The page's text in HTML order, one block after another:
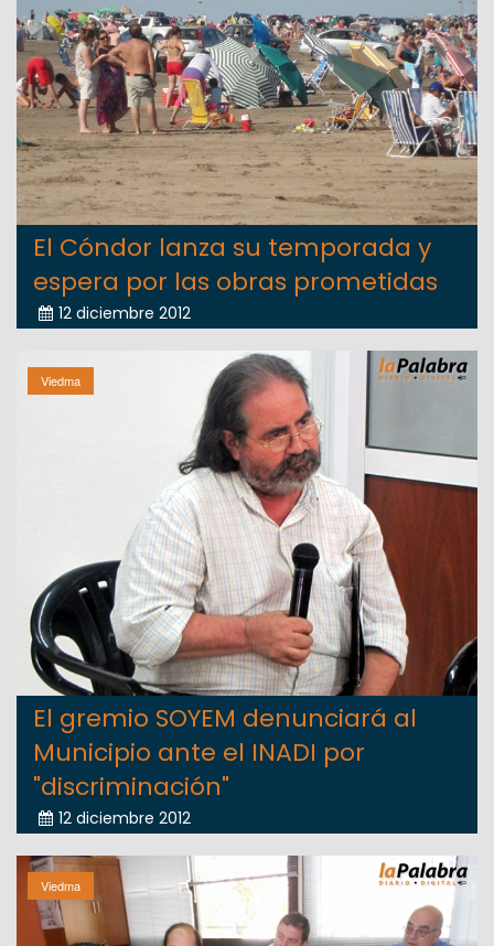
El Cóndor lanza su temporada y
espera por las obras prometidas
12 diciembre 2012
Viedma
El gremio SOYEM denunciará al
Municipio ante el INADI por
"discriminación"
12 diciembre 2012
Viedma